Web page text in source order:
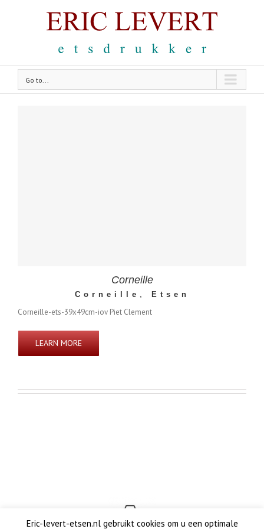
Go to...
Corneille
Corneille , Etsen
Corneille-ets-39x49cm-iov Piet Clement
LEARN MORE
Eric-levert-etsen.nl gebruikt cookies om u een optimale